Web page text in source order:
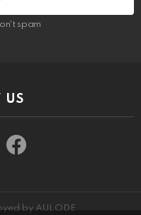
spam
US
by AULODE